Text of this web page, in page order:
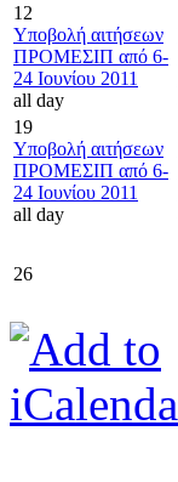
12
Υποβολή αιτήσεων
ΠΡΟΜΕΣΙΠ από 6-
24 Ιουνίου 2011
all day
19
Υποβολή αιτήσεων
ΠΡΟΜΕΣΙΠ από 6-
24 Ιουνίου 2011
all day
26